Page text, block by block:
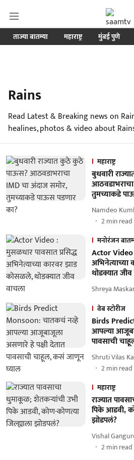
ताज्या बातम्या महाराष्ट्र मुंबई पुणे
Rains
Read Latest & Breaking news on
healines, photos & video about
महाराष्ट्र
बुधवारी
तुमच्याकडे
Namdeo
2min read
मनोरंजन
Actor Video
थोडक्यात
Shreya
वेब स्टोरीज
Birds
आपल्या
पावसाची
Shruti Vilas
2min read
महाराष्ट्र
राज्यात
पिके आडवी,
झोडपलं?
Vishal
2min read